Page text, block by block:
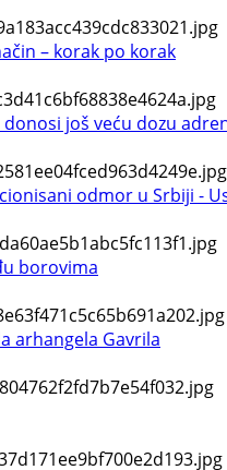
– korak po korak
još veću dozu
odmor u Srbiji -
borovima
arhangela Gavrila